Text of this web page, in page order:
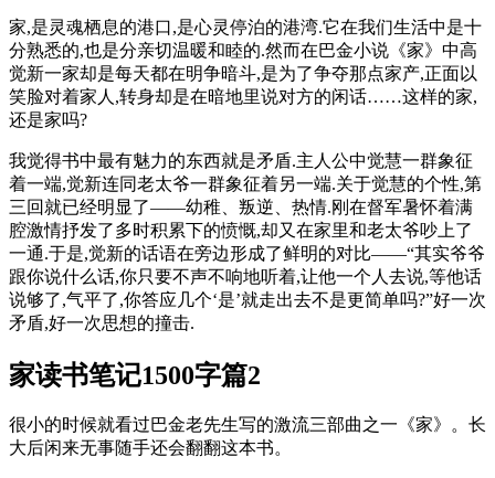
家,是灵魂栖息的港口,是心灵停泊的港湾.它在我们生活中是十
分熟悉的,也是分亲切温暖和睦的.然而在巴金小说《家》中高
觉新一家却是每天都在明争暗斗,是为了争夺那点家产,正面以
笑脸对着家人,转身却是在暗地里说对方的闲话……这样的家,
还是家吗?
我觉得书中最有魅力的东西就是矛盾.主人公中觉慧一群象征
着一端,觉新连同老太爷一群象征着另一端.关于觉慧的个性,第
三回就已经明显了——幼稚、叛逆、热情.刚在督军暑怀着满
腔激情抒发了多时积累下的愤慨,却又在家里和老太爷吵上了
一通.于是,觉新的话语在旁边形成了鲜明的对比——“其实爷爷
跟你说什么话,你只要不声不响地听着,让他一个人去说,等他话
说够了,气平了,你答应几个‘是’就走出去不是更简单吗?”好一次
矛盾,好一次思想的撞击.
家读书笔记1500字篇2
很小的时候就看过巴金老先生写的激流三部曲之一《家》。长
大后闲来无事随手还会翻翻这本书。